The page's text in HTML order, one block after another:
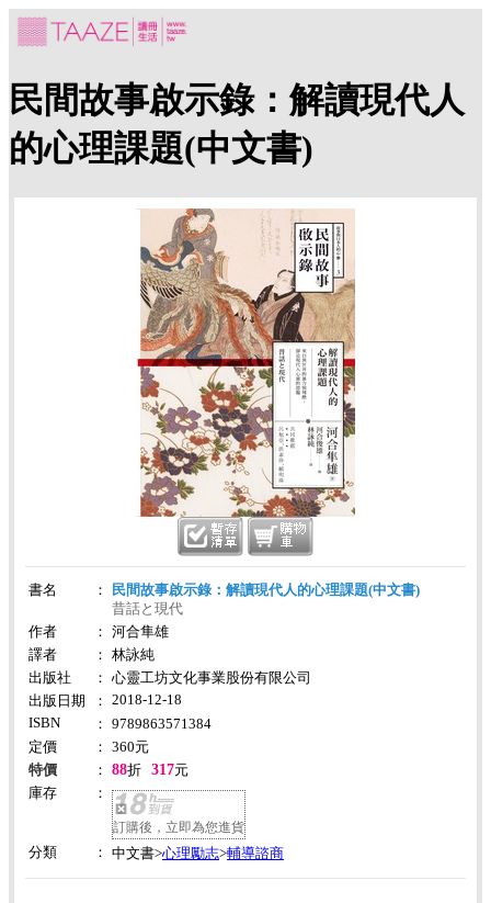
民間故事啟示錄：解讀現代人
的心理課題(中文書)
書名 ：
民間故事啟示錄：解讀現代人的心理課題(中文書)
昔話と現代
作者
：
河合隼雄
譯者
：
林詠純
出版社
：
心靈工坊文化事業股份有限公司
出版日期
：
2018-12-18
ISBN
：
9789863571384
定價
： 360元
特價
： 88折 317元
庫存
：
訂購後，立即為您進貨
分類
： 中文書>心理勵志>輔導諮商